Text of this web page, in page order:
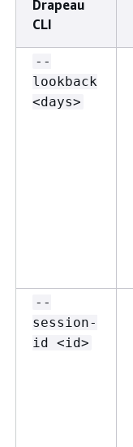
Drapeau
CLI
--
lookback
<days>
--
session-
id <id>